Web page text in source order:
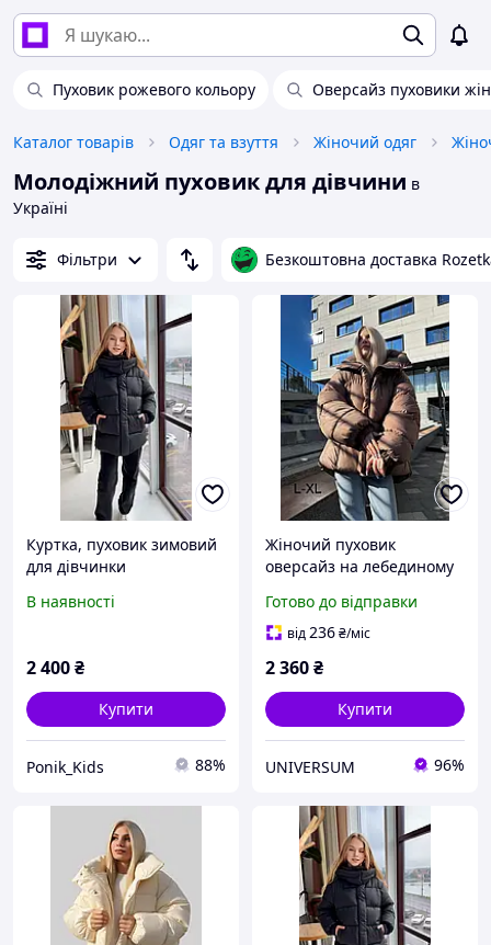
Пуховик рожевого кольору Оверсайз пуховики
Каталог товарів Одяг та взуття Жіночий одяг
Молодіжний пуховик для дівчини в
Україні
Фільтри Безкоштовна доставка
Куртка, пуховик зимовий
для дівчинки
В наявності
2 400₴
Купити
Ponik_Kids 88%
Жіночий пуховик
оверсайз на лебединому
Готово до відправки
від236₴/міс
2 360₴
Купити
UNIVERSUM 96%